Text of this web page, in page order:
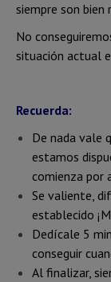
siempre son bien
No
situación actual
Recuerda:
De nada vale
estamos
comienza por
Se valiente,
establecido
Dedícale 5
conseguir
Al finalizar,